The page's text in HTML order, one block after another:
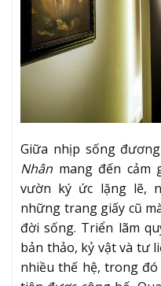
Giữa nhịp sống
Nhân mang đến cảm
vườn ký ức lặng lẽ,
những trang giấy cũ
đời sống. Triển lãm
bản thảo, kỷ vật và tư
nhiều thế hệ, trong